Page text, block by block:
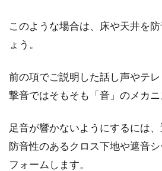
新築前に要チ
インターネットの
をすぐさま手に入
家を新築...
一戸建て用の
このような場合は、床や天井を
ょう。
前の項でご説明した話し声やテ
撃音ではそもそも「音」のメカニ
足音が響かないようにするには
防音性のあるクロス下地や遮音
フォームします。